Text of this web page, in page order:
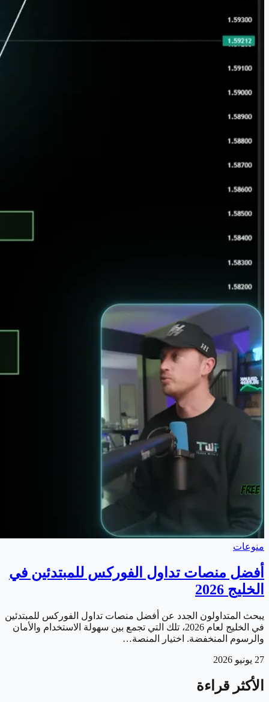
منوعات
أفضل منصات تداول الفوركس للمبتدئين في
الخليج 2026
يبحث المتداولون الجدد عن أفضل منصات تداول الفوركس للمبتدئين
في الخليج لعام 2026، تلك التي تجمع بين سهولة الاستخدام والأمان
والرسوم المنخفضة. اختيار المنصة…
27 يونيو 2026
الأكثر قراءة